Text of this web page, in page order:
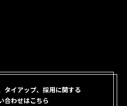
タイアップ、採用に関する
合わせはこちら